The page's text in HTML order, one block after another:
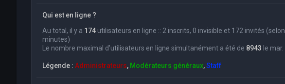
Qui est en ligne ?
Au total, il y a 174utilisateurs en ligne :: 2 inscrits, 0 invisible et 172 invités
minutes)
Le nombre maximal d’utilisateurs en ligne simultanément a été de 8943 le
Légende : Administrateurs, Modérateurs généraux,Staff